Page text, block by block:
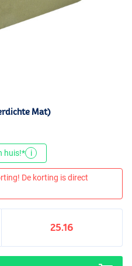
Mat)
huis!* i
De korting is direct
25.16